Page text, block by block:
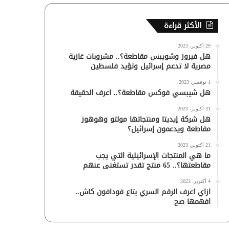
الأكثر قراءة
29 أكتوبر، 2023
هل فيروز وشويبس مقاطعة؟.. مشروبات غازية
مصرية لا تدعم إسرائيل وتؤيد فلسطين
1 نوفمبر، 2023
هل شيبسي فوكس مقاطعة؟.. اعرف الحقيقة
31 أكتوبر، 2023
هل شركة إيديتا ومنتجاتها مولتو وهوهوز
مقاطعة ويدعمون إسرائيل؟
21 أكتوبر، 2023
ما هي المنتجات الإسرائيلية التي يجب
مقاطعتها؟.. 65 منتج تقدر تستغنى عنهم
4 أكتوبر، 2023
ازاي اعرف الرقم السري بتاع فودافون كاش..
افهمها صح